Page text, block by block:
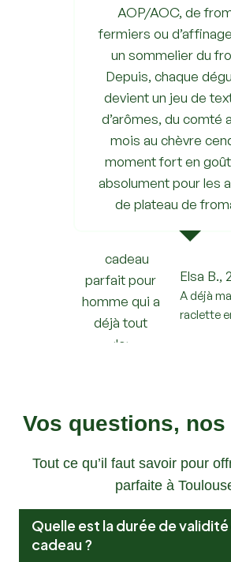
AOP/AOC, de
fermiers ou
un sommelier du
Depuis, chaque
devient un jeu de
d’arômes, du comté
mois au chèvre
moment fort en
absolument pour les
de plateau de
Elsa B.,
A déjà
raclette
Vos questions,
Tout ce qu’il faut savoir pour
parfaite à
Quelle est la durée de
cadeau ?